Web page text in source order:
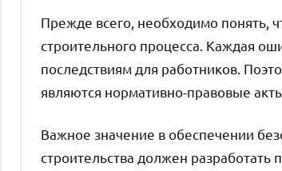
Прежде всего, необходимо понять,
строительного процесса. Каждая
последствиям для работников.
являются нормативно-правовые
Важное значение в обеспечении
строительства должен